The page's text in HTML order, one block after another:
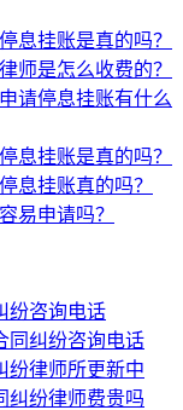
息挂账是真的吗？
师是怎么收费的？
请停息挂账有什么
息挂账是真的吗？
息挂账真的吗？
易申请吗？
纷咨询电话
同纠纷咨询电话
纷律师所更新中
纠纷律师费贵吗